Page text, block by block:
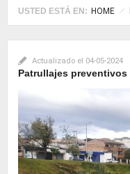
USTED ESTÁ EN: HOME
Actualizado el 04-05-2024
Patrullajes preventivos